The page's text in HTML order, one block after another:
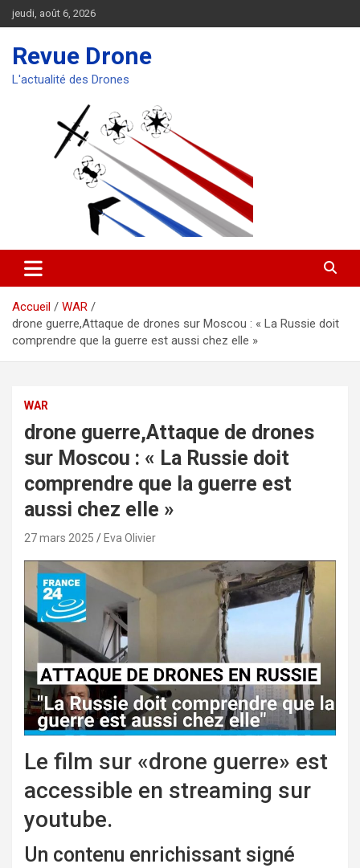
Aller
au
jeudi, août 6, 2026
Revue Drone
L'actualité des Drones
Accueil
WAR
drone guerre,Attaque de drones sur Moscou : « La Russie doit
comprendre que la guerre est aussi chez elle »
WAR
drone guerre,Attaque de drones
sur Moscou : « La Russie doit
comprendre que la guerre est
aussi chez elle »
27 mars 2025 Eva Olivier
Le film sur «drone guerre» est
accessible en streaming sur
youtube.
Un contenu enrichissant signé